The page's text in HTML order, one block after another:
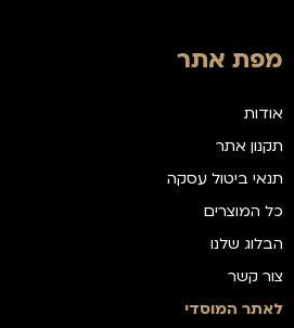
מפת אתר
אודות
תקנון אתר
תנאי ביטול עסקה
כל המוצרים
הבלוג שלנו
צור קשר
לאתר המוסדי